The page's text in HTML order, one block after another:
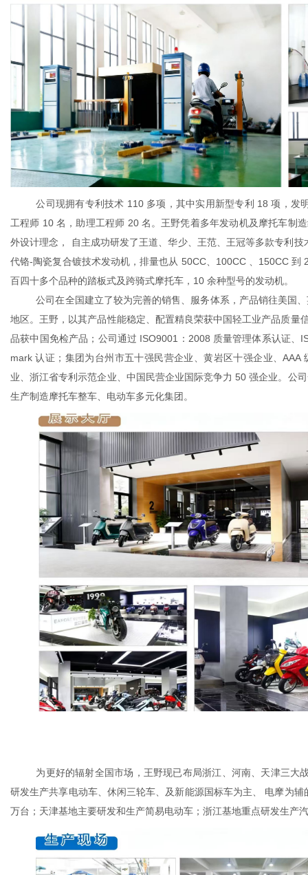
公司现拥有专利技术 110 多项，其中实用新型专利 18 项，发
工程师 10 名，助理工程师 20 名。王野凭着多年发动机及摩托车制
外设计理念， 自主成功研发了王道、华少、王范、王冠等多款专利
代铬-陶瓷复合镀技术发动机，排量也从 50CC、100CC 、150CC
百四十多个品种的踏板式及跨骑式摩托车，10 余种型号的发动机。
公司在全国建立了较为完善的销售、服务体系，产品销往美国
地区。王野，以其产品性能稳定、配置精良荣获中国轻工业产品质
品获中国免检产品；公司通过 ISO9001：2008 质量管理体系认证、
mark 认证；集团为台州市五十强民营企业、黄岩区十强企业、
业、浙江省专利示范企业、中国民营企业国际竞争力 50 强企业。公
生产制造摩托车整车、电动车多元化集团。
为更好的辐射全国市场，王野现已布局浙江、河南、天津三大
研发生产共享电动车、休闲三轮车、及新能源国标车为主、 电摩为
万台；天津基地主要研发和生产简易电动车；浙江基地重点研发生产